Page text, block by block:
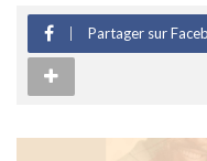
Partager sur